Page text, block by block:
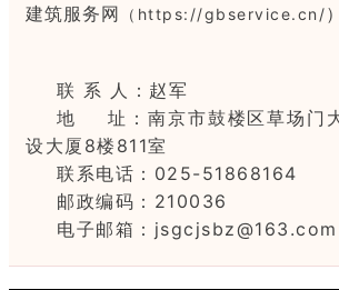
建筑服务网
（ https://gb‍service.cn/）
联 系 人：赵军
地 址：南京市鼓楼区草场门
设大厦8楼811室
联系电话：025-51868164
邮政编码：210036
电子邮箱：jsgcjsbz@163.com